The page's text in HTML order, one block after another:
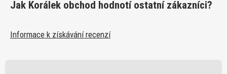
Jak Korálek obchod hodnotí ostatní zákazníci?
Informace k získávání recenzí